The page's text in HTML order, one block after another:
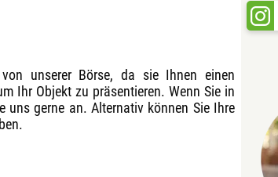
unserer Börse, da sie Ihnen einen
Ihr Objekt zu präsentieren. Wenn Sie in
uns gerne an. Alternativ können Sie Ihre